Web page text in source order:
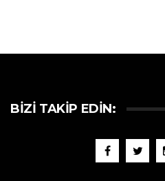
BIZI TAKIP EDIN: